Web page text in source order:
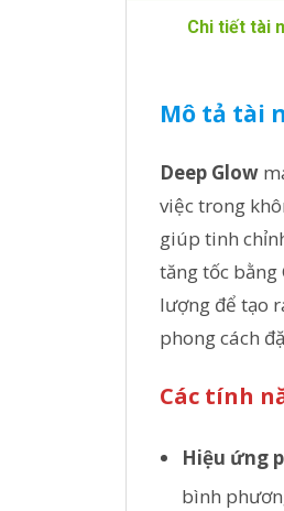
Chi tiết tài
Mô tả tài
Deep Glow
việc trong
giúp tinh
tăng tốc bằng
lượng để tạo
phong cách
Các tính
Hiệu ứng
bình